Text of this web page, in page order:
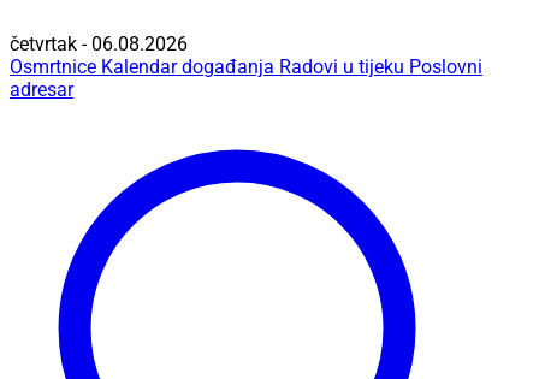
četvrtak - 06.08.2026
Osmrtnice Kalendar događanja Radovi u tijeku Poslovni
adresar